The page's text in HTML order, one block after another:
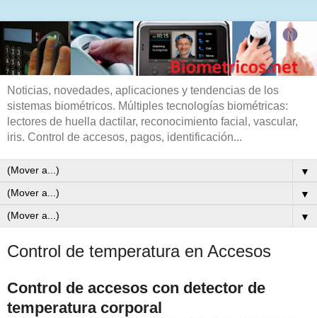
Noticias, novedades, aplicaciones y tendencias de los
sistemas biométricos. Múltiples tecnologías biométricas:
lectores de huella dactilar, reconocimiento facial, vascular,
iris. Control de accesos, pagos, identificación...
▼
▼
▼
Control de temperatura en Accesos
Control de accesos con detector de
temperatura corporal